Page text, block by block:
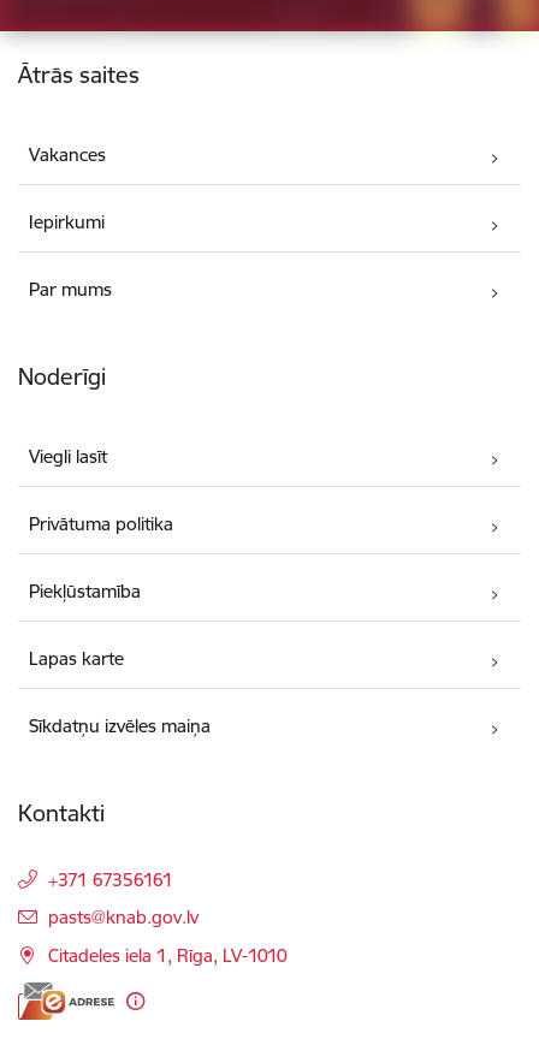
Kājene
Ātrās saites
Vakances
Iepirkumi
Par mums
Noderīgi
Viegli lasīt
Privātuma politika
Piekļūstamība
Lapas karte
Sīkdatņu izvēles maiņa
Kontakti
+371 67356161
E-pasts:
pasts@knab.gov.lv
Citadeles iela 1, Rīga, LV-1010